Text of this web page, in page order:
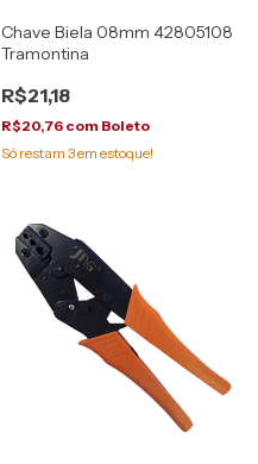
Chave Biela 08mm 42805108
Tramontina
R$21,18
R$20,76 com Boleto
Só restam 3em estoque!